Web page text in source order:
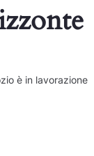
è in lavorazione